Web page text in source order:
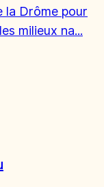
la Drôme pour
milieux na...